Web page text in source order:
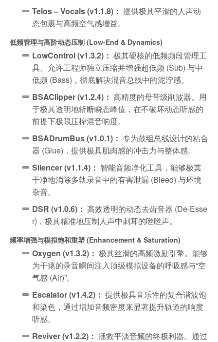
Telos – Vocals (v1.1.8)： 提供极其平滑的人声动
态包裹与高频空气感增益。
低频管理与高阶动态压制 (Low-End & Dynamics)
LowControl (v1.3.2)： 极其硬核的低频频段管理工
具。允许工程师独立压缩并增强超低频 (Sub) 与中
低频 (Bass)，彻底解决混音总线中的泥泞感。
BSAClipper (v1.2.4)： 高精度的母带级削波器。用
于极其透明地斩断瞬态峰值，在不破坏动态听感的
前提下极限压榨混音响度。
BSADrumBus (v1.0.1)： 专为鼓组总线设计的粘合
器 (Glue)，提供极具肌肉感的冲击力与整体感。
Silencer (v1.1.4)： 智能音频净化工具，能够极其
干净地消除多轨录音中的有害泄漏 (Bleed) 与环境
杂音。
DSR (v1.0.6)： 高效透明的动态去齿音器 (De-Esse
r)，极其精准地压制人声中刺耳的咝咝声。
频率增强与模拟饱和重塑 (Enhancement & Saturation)
Oxygen (v1.3.2)： 极其丝滑的高频激励引擎。能够
为干瘪的录音瞬间注入顶级模拟设备的呼吸感与“空
气感 (Air)”。
Escalator (v1.4.2)： 提供极具音乐性的复合谐波饱
和染色，通过增加音频密度来显著提升轨道的响度
听感。
Reviver (v1.2.2)： 拯救平淡音频的终极利器。通过